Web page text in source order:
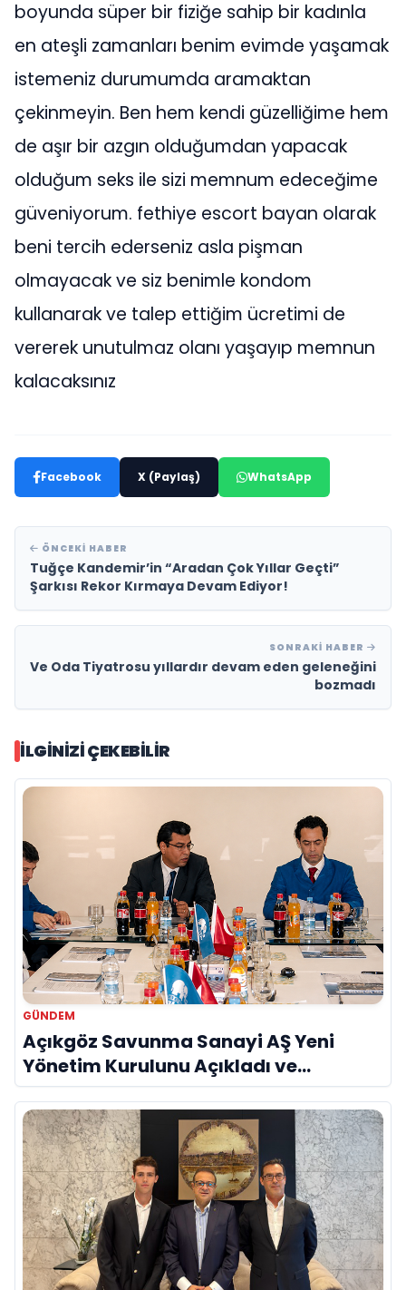
boyunda süper bir fiziğe sahip bir kadınla
en ateşli zamanları benim evimde yaşamak
istemeniz durumumda aramaktan
çekinmeyin. Ben hem kendi güzelliğime hem
de aşır bir azgın olduğumdan yapacak
olduğum seks ile sizi memnum edeceğime
güveniyorum. fethiye escort bayan olarak
beni tercih ederseniz asla pişman
olmayacak ve siz benimle kondom
kullanarak ve talep ettiğim ücretimi de
vererek unutulmaz olanı yaşayıp memnun
kalacaksınız
Facebook X (Paylaş) WhatsApp
ÖNCEKI HABER
Tuğçe Kandemir’in “Aradan Çok Yıllar Geçti”
Şarkısı Rekor Kırmaya Devam Ediyor!
SONRAKI HABER
Ve Oda Tiyatrosu yıllardır devam eden geleneğini
bozmadı
İLGINIZI ÇEKEBILIR
GÜNDEM
Açıkgöz Savunma Sanayi AŞ Yeni
Yönetim Kurulunu Açıkladı ve
Savunma Sanayinde Küresel Vizyon
Vurgusu